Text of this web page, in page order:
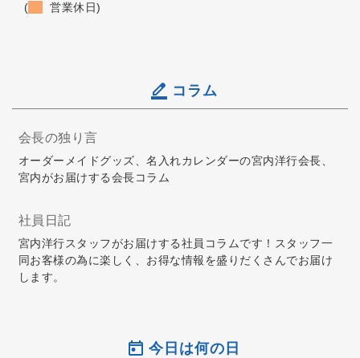
( 営業休日)
コラム
会長の独り言
オーダーメイドグッズ、名入れカレンダーの宮内洋行会長、
宮内がお届けする会長コラム
社員日記
宮内洋行スタッフがお届けする社員コラムです！スタッフ一
同お客様の為に楽しく、お得な情報を盛りだくさんでお届け
します。
今日は何の日